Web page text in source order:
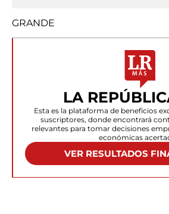
GRANDE
LA
Esta es la plataforma de beneficios
suscriptores, donde encontrará
relevantes para tomar decisiones
económicas
VER RESULTADOS